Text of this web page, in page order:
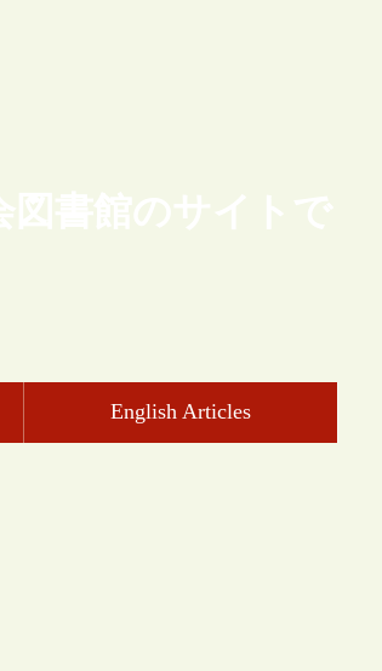
図書館のサイトで
English Articles